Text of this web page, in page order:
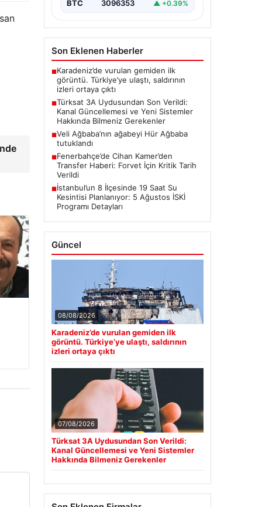
BTC 3096353 ▲ +0.39%
Son Eklenen Haberler
■Karadeniz’de vurulan gemiden ilk
görüntü. Türkiye’ye ulaştı, saldırının
izleri ortaya çıktı
■Türksat 3A Uydusundan Son Verildi:
Kanal Güncellemesi ve Yeni Sistemler
Hakkında Bilmeniz Gerekenler
■Veli Ağbaba’nın ağabeyi Hür Ağbaba
tutuklandı
■Fenerbahçe’de Cihan Kamer’den
Transfer Haberi: Forvet İçin Kritik Tarih
Verildi
■İstanbul’un 8 İlçesinde 19 Saat Su
Kesintisi Planlanıyor: 5 Ağustos İSKİ
Programı Detayları
Güncel
08/08/2026
Karadeniz’de vurulan gemiden ilk
görüntü. Türkiye’ye ulaştı, saldırının
izleri ortaya çıktı
07/08/2026
Türksat 3A Uydusundan Son Verildi:
Kanal Güncellemesi ve Yeni Sistemler
Hakkında Bilmeniz Gerekenler